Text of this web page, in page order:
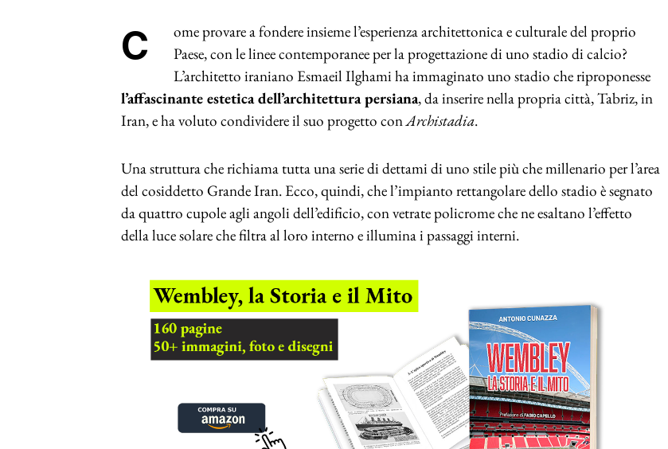
Come provare a fondere insieme l’esperienza architettonica e culturale del proprio
Paese, con le linee contemporanee per la progettazione di uno stadio di calcio?
L’architetto iraniano Esmaeil Ilghami ha immaginato uno stadio che riproponesse
l’affascinante estetica dell’architettura persiana, da inserire nella propria città, Tabriz, in
Iran, e ha voluto condividere il suo progetto conArchistadia.
Una struttura che richiama tutta una serie di dettami di uno stile più che millenario per l’area
del cosiddetto Grande Iran. Ecco, quindi, che l’impianto rettangolare dello stadio è segnato
da quattro cupole agli angoli dell’edificio, con vetrate policrome che ne esaltano l’effetto
della luce solare che filtra al loro interno e illumina i passaggi interni.